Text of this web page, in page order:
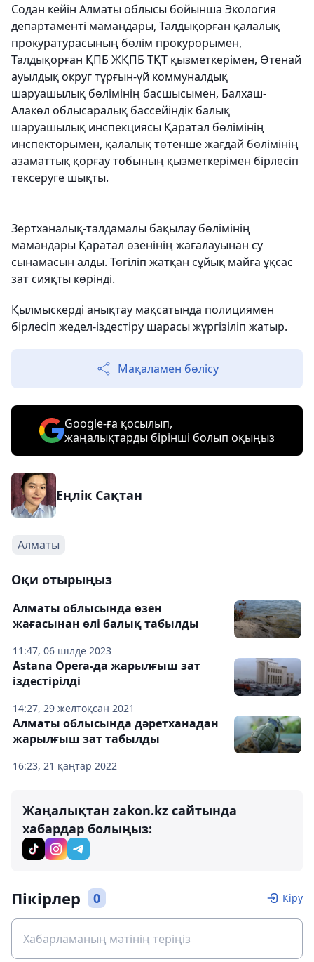
Содан кейін Алматы облысы бойынша Экология
департаменті мамандары, Талдықорған қалалық
прокуратурасының бөлім прокурорымен,
Талдықорған ҚПБ ЖҚПБ ТҚТ қызметкерімен, Өтенай
ауылдық округ тұрғын-үй коммуналдық
шаруашылық бөлімінің басшысымен, Балхаш-
Алакөл облысаралық бассейіндік балық
шаруашылық инспекциясы Қаратал бөлімінің
инспекторымен, қалалық төтенше жағдай бөлімінің
азаматтық қорғау тобының қызметкерімен бірлесіп
тексеруге шықты.
Зертханалық-талдамалы бақылау бөлімінің
мамандары Қаратал өзенінің жағалауынан су
сынамасын алды. Төгіліп жатқан сұйық майға ұқсас
зат сияқты көрінді.
Қылмыскерді анықтау мақсатында полициямен
бірлесіп жедел-іздестіру шарасы жүргізіліп жатыр.
Мақаламен бөлісу
Google-ға қосылып,
жаңалықтарды бірінші болып оқыңыз
Еңлік Сақтан
Алматы
Оқи отырыңыз
11:47, 06 шілде 2023
Алматы облысында өзен
жағасынан өлі балық табылды
14:27, 29 желтоқсан 2021
Astana Opera-да жарылғыш зат
іздестірілді
16:23, 21 қаңтар 2022
Алматы облысында дәретханадан
жарылғыш зат табылды
Жаңалықтан zakon.kz сайтында
хабардар болыңыз:
Пікірлер 0 Кіру